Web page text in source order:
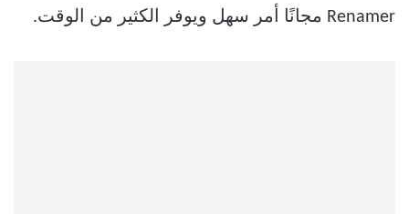
Renamer مجانًا أمر سهل ويوفر الكثير من الوقت.